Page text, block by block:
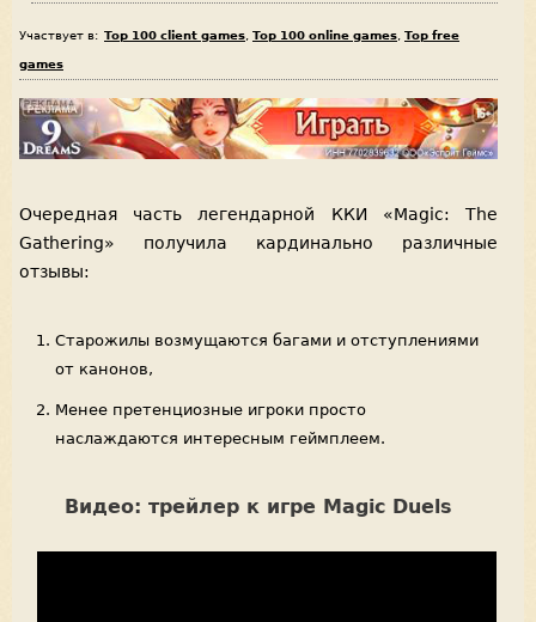
Участвует в: Top 100 client games Top 100 online games Top free
games
Очередная часть легендарной ККИ «Magic: The
Gathering» получила кардинально различные
отзывы:
Старожилы возмущаются багами и отступлениями
от канонов,
Менее претенциозные игроки просто
наслаждаются интересным геймплеем.
Видео: трейлер к игре Magic Duels